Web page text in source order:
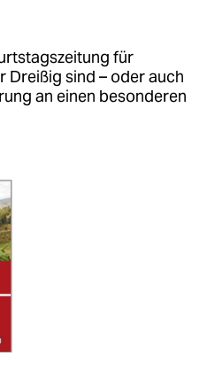
für
Dreißig sind – oder auch
an einen besonderen